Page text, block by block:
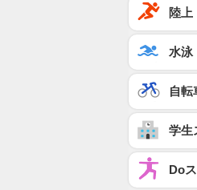
陸上
水泳
自転
学生
Do